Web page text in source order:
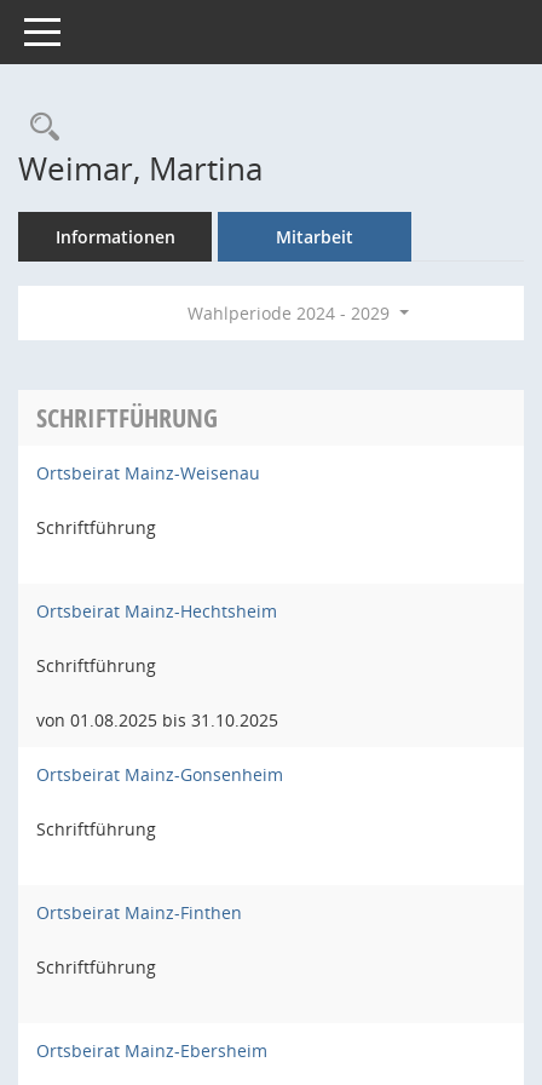
Toggle navigation
Rechercheauswahl
Weimar, Martina
Informationen Mitarbeit
Wahlperiode 2024 - 2029
SCHRIFTFÜHRUNG
Ortsbeirat Mainz-Weisenau
Schriftführung
Ortsbeirat Mainz-Hechtsheim
Schriftführung
von 01.08.2025 bis 31.10.2025
Ortsbeirat Mainz-Gonsenheim
Schriftführung
Ortsbeirat Mainz-Finthen
Schriftführung
Ortsbeirat Mainz-Ebersheim